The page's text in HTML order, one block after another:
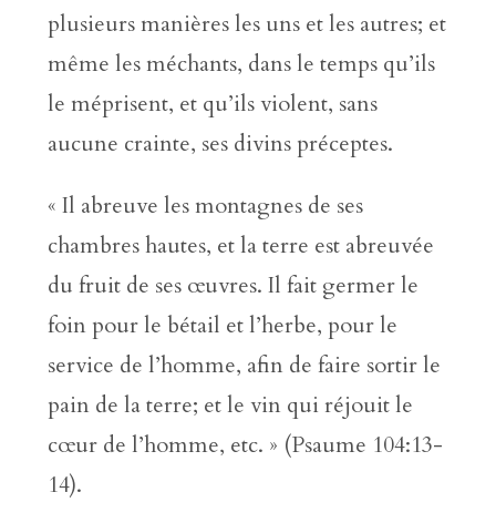
plusieurs manières les uns et les autres; et
même les méchants, dans le temps qu’ils
le méprisent, et qu’ils violent, sans
aucune crainte, ses divins préceptes.
« Il abreuve les montagnes de ses
chambres hautes, et la terre est abreuvée
du fruit de ses œuvres. Il fait germer le
foin pour le bétail et l’herbe, pour le
service de l’homme, afin de faire sortir le
pain de la terre; et le vin qui réjouit le
cœur de l’homme, etc. » (Psaume 104:13-
14).